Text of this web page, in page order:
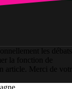
les débats
la fonction de
article. Merci de